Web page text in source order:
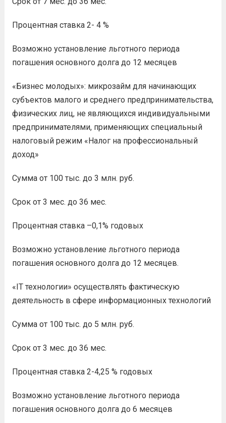
Процентная ставка 2- 4 %
Возможно установление льготного периода
погашения основного долга до 12 месяцев
«Бизнес молодых»: микрозайм для начинающих
субъектов малого и среднего предпринимательства,
физических лиц, не являющихся индивидуальными
предпринимателями, применяющих специальный
налоговый режим «Налог на профессиональный
доход»
Сумма от 100 тыс. до 3 млн. руб.
Срок от 3 мес. до 36 мес.
Процентная ставка –0,1% годовых
Возможно установление льготного периода
погашения основного долга до 12 месяцев.
«IT технологии» осуществлять фактическую
деятельность в сфере информационных технологий
Сумма от 100 тыс. до 5 млн. руб.
Срок от 3 мес. до 36 мес.
Процентная ставка 2-4,25 % годовых
Возможно установление льготного периода
погашения основного долга до 6 месяцев